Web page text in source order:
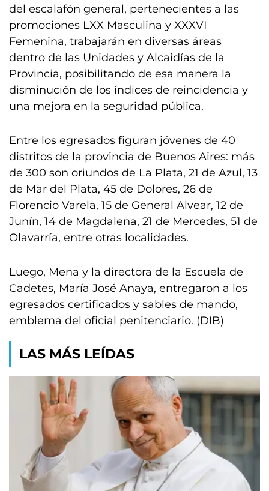
del escalafón general, pertenecientes a las
promociones LXX Masculina y XXXVI
Femenina, trabajarán en diversas áreas
dentro de las Unidades y Alcaidías de la
Provincia, posibilitando de esa manera la
disminución de los índices de reincidencia y
una mejora en la seguridad pública.
Entre los egresados figuran jóvenes de 40
distritos de la provincia de Buenos Aires: más
de 300 son oriundos de La Plata, 21 de Azul, 13
de Mar del Plata, 45 de Dolores, 26 de
Florencio Varela, 15 de General Alvear, 12 de
Junín, 14 de Magdalena, 21 de Mercedes, 51 de
Olavarría, entre otras localidades.
Luego, Mena y la directora de la Escuela de
Cadetes, María José Anaya, entregaron a los
egresados certificados y sables de mando,
emblema del oficial penitenciario. (DIB)
LAS MÁS LEÍDAS